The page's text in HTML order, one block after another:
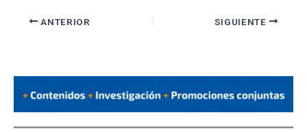
ANTERIOR SIGUIENTE